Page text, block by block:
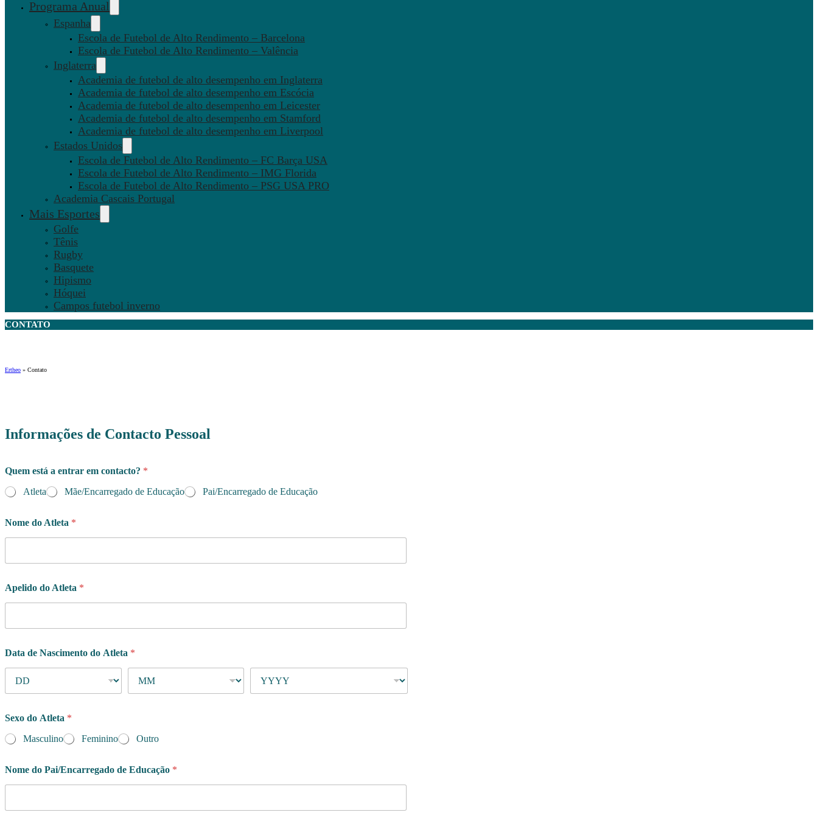
Programa Anual
Espanha
Escola de Futebol de Alto Rendimento – Barcelona
Escola de Futebol de Alto Rendimento – Valência
Inglaterra
Academia de futebol de alto desempenho em Inglaterra
Academia de futebol de alto desempenho em Escócia
Academia de futebol de alto desempenho em Leicester
Academia de futebol de alto desempenho em Stamford
Academia de futebol de alto desempenho em Liverpool
Estados Unidos
Escola de Futebol de Alto Rendimento – FC Barça USA
Escola de Futebol de Alto Rendimento – IMG Florida
Escola de Futebol de Alto Rendimento – PSG USA PRO
Academia Cascais Portugal
Mais Esportes
Golfe
Tênis
Rugby
Basquete
Hipismo
Hóquei
Campos futebol inverno
CONTATO
Ertheo » Contato
Informações de Contacto Pessoal
Quem está a entrar em contacto? *
Atleta
Mãe/Encarregado de Educação Pai/Encarregado de Educação
d
u
ã
o
p
r
Nome do Atleta *
Apelido do Atleta *
Data de Nascimento do Atleta *
Sexo do Atleta *
Masculino
Feminino Outro
Nome do Pai/Encarregado de Educação *